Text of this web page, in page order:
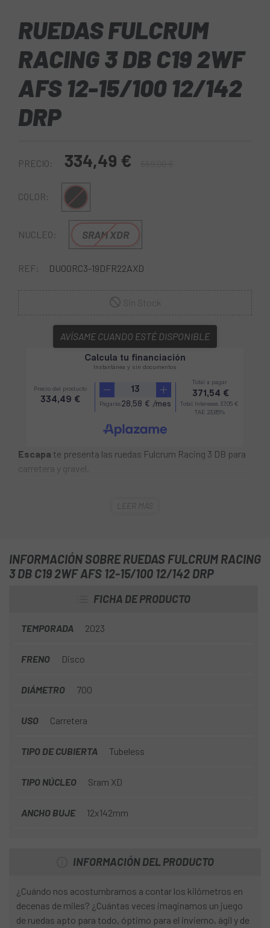
RUEDAS FULCRUM
RACING 3 DB C19 2WF
AFS 12-15/100 12/142
DRP
PRECIO: 334,49 €
COLOR: Negro
NUCLEO: SRAM XDR
REF: DU00RC3-19DFR22AXD
AVÍSAME CUANDO ESTÉ DISPONIBLE
Escapa te presenta las ruedas Fulcrum Racing 3 DB para
carretera y gravel.
son un condensado de tecnología
de satisfacción y fiabilidad. El departamento de
Investigación y Desarrollo de Fulcrum se ha concentrado
en la sustancia, llevando todo a un nivel superior, eligiendo
para cada componente fundamental la solución técnica
LEER MÁS
INFORMACIÓN SOBRE RUEDAS FULCRUM RACING
3 DB C19 2WF AFS 12-15/100 12/142 DRP
FICHA DE PRODUCTO
TEMPORADA 2023
FRENO Disco
DIÁMETRO 700
USO Carretera
TIPO DE CUBIERTA Tubeless
TIPO NÚCLEO Sram XD
ANCHO BUJE 12x142mm
INFORMACIÓN DEL PRODUCTO
¿Cuándo nos acostumbramos a contar los kilómetros en
decenas de miles? ¿Cuántas veces imaginamos un juego
de ruedas apto para todo, óptimo para el invierno, ágil y de